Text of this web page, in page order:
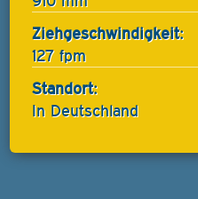
Ziehgeschwindigkeit:
127 fpm
Standort:
In Deutschland